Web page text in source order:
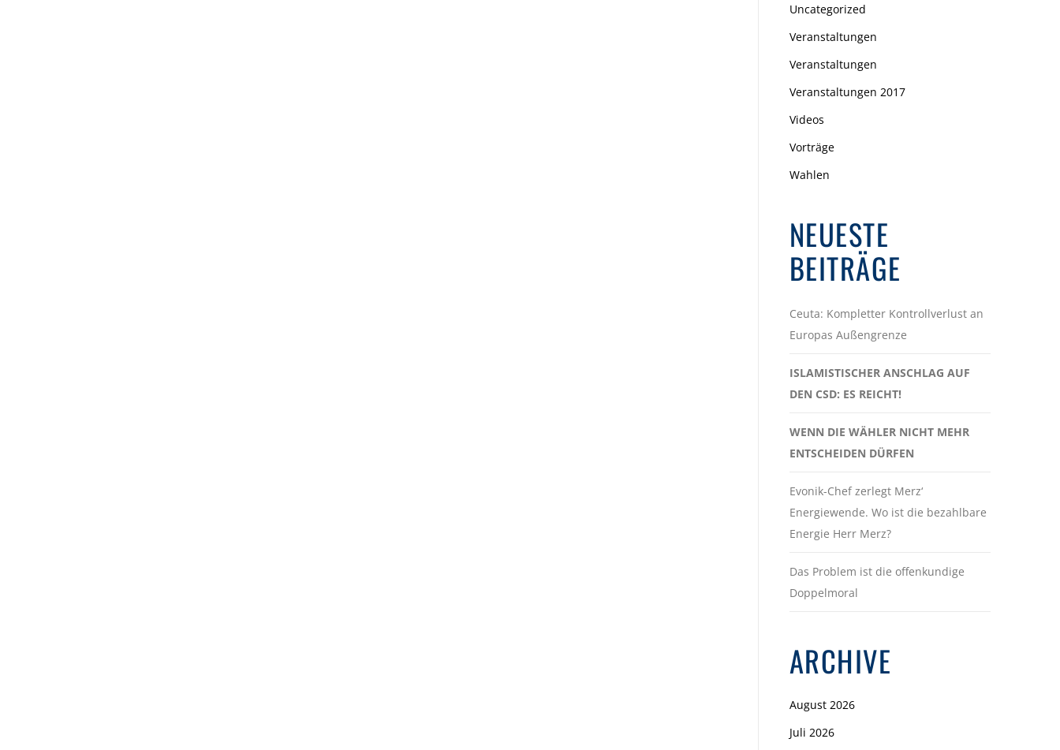
Uncategorized
Veranstaltungen
Veranstaltungen
Veranstaltungen 2017
Videos
Vorträge
Wahlen
NEUESTE
BEITRÄGE
Ceuta: Kompletter Kontrollverlust an
Europas Außengrenze
ISLAMISTISCHER ANSCHLAG AUF
DEN CSD: ES REICHT!
WENN DIE WÄHLER NICHT MEHR
ENTSCHEIDEN DÜRFEN
Evonik-Chef zerlegt Merz‘
Energiewende. Wo ist die bezahlbare
Energie Herr Merz?
Das Problem ist die offenkundige
Doppelmoral
ARCHIVE
August 2026
Juli 2026